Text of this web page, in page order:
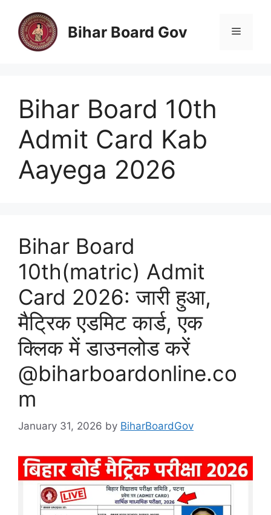
content
Bihar Board Gov Menu
Bihar Board 10th
Admit Card Kab
Aayega 2026
Bihar Board
10th(matric) Admit
Card 2026: जारी हुआ,
मैट्रिक एडमिट कार्ड, एक
क्लिक में डाउनलोड करें
@biharboardonline.co
m
January 31, 2026 by BiharBoardGov